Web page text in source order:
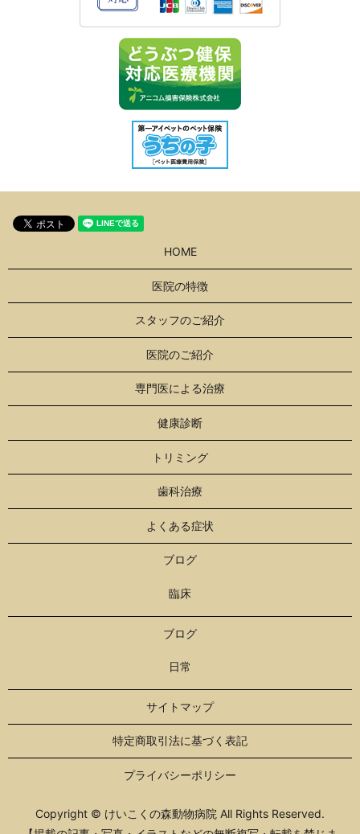
HOME
医院の特徴
スタッフのご紹介
医院のご紹介
専門医による治療
健康診断
トリミング
歯科治療
よくある症状
ブログ
臨床
ブログ
日常
サイトマップ
特定商取引法に基づく表記
プライバシーポリシー
Copyright © けいこくの森動物病院 All Rights Reserved.